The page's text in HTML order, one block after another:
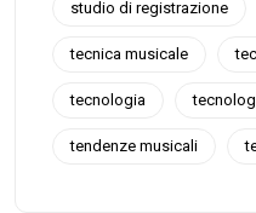
studio di registrazione
tecnica musicale
tecnologia
tendenze musicali